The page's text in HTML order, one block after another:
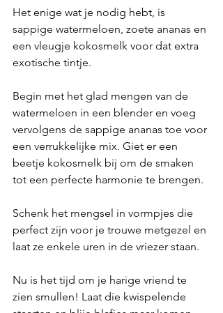
Het enige wat je nodig hebt, is
sappige watermeloen, zoete ananas en
een vleugje kokosmelk voor dat extra
exotische tintje.
Begin met het glad mengen van de
watermeloen in een blender en voeg
vervolgens de sappige ananas toe voor
een verrukkelijke mix. Giet er een
beetje kokosmelk bij om de smaken
tot een perfecte harmonie te brengen.
Schenk het mengsel in vormpjes die
perfect zijn voor je trouwe metgezel en
laat ze enkele uren in de vriezer staan.
Nu is het tijd om je harige vriend te
zien smullen! Laat die kwispelende